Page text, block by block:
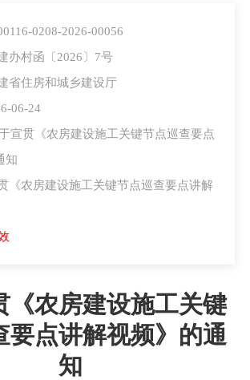
0208-2026-00056
办村函〔2026〕7号
省住房和城乡建设厅
06-24
宣贯《农房建设施工关键节点巡查要点
知
《农房建设施工关键节点巡查要点讲解
《农房建设施工关键
要点讲解视频》的通
知